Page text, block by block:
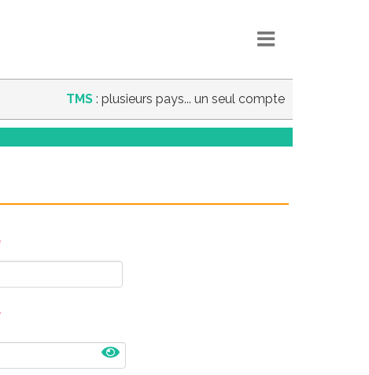
TMS : plusieurs pays... un seul compte